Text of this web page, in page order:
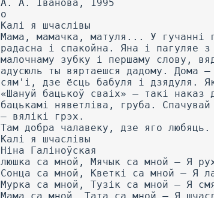
A. А. Іванова, 1995
о
Калі я шчаслівы
Мама, мамачка, матуля... У гучанні
радасна і спакойна. Яна і пагуляе
малочнаму зубку і першаму слову,
адусюль ты вяртаешся дадому. Дома
сям'і, дзе ёсць бабуля і дзядуля.
«Шануй бацькоў сваіх» — такі
бацькамі няветліва, груба.
— вялікі грэх.
Там добра чалавеку, дзе яго
Калі я шчаслівы
Ніна Галіноўская
люшка са мной, Мячык са мной — Я
Сонца са мной, Кветкі са мной — Я
Мурка са мной, Тузік са мной — Я
Мама са мной, Тата са мной — Я